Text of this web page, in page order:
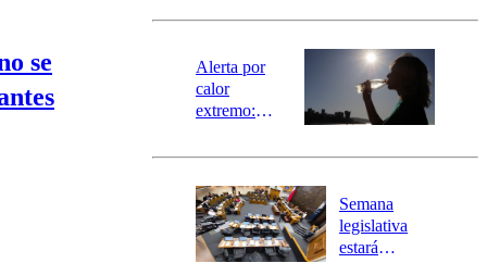
se
revisa la
epicentro
Alerta por
calor
extremo:
activa Alerta
Preventiva en
tres comunas
Semana
legislativa
estará